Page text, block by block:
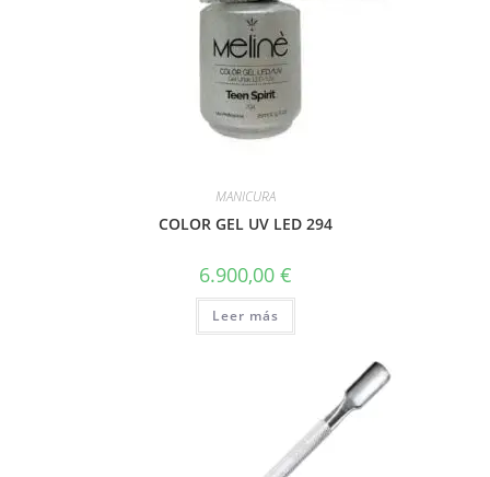
MANICURA
COLOR GEL UV LED 294
6.900,00 €
Leer más